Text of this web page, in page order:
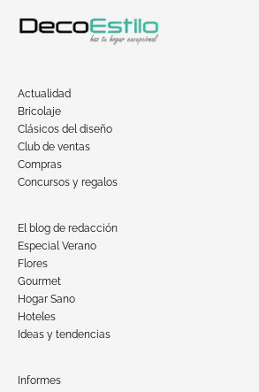
Actualidad
Bricolaje
Clásicos del diseño
Club de ventas
Compras
Concursos y regalos
El blog de redacción
Especial Verano
Flores
Gourmet
Hogar Sano
Hoteles
Ideas y tendencias
Informes